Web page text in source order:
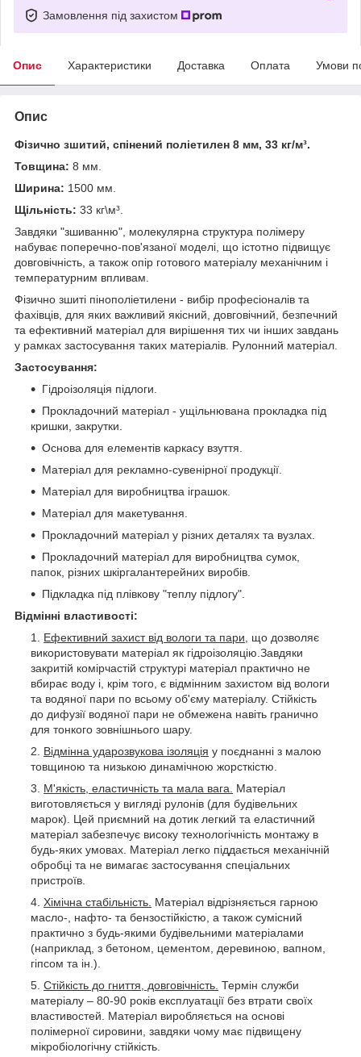
Замовлення під захистом
Опис Характеристики Доставка Оплата Умови
Опис
Фізично зшитий, спінений поліетилен 8 мм, 33 кг/м³.
Товщина: 8 мм.
Ширина: 1500 мм.
Щільність: 33 кг\м³.
Завдяки "зшиванню", молекулярна структура полімеру
набуває поперечно-пов'язаної моделі, що істотно підвищує
довговічність, а також опір готового матеріалу механічним і
температурним впливам.
Фізично зшиті пінополіетилени - вибір професіоналів та
фахівців, для яких важливий якісний, довговічний, безпечний
та ефективний матеріал для вирішення тих чи інших завдань
у рамках застосування таких матеріалів. Рулонний матеріал.
Застосування:
Гідроізоляція підлоги.
Прокладочний матеріал - ущільнювана прокладка під
кришки, закрутки.
Основа для елементів каркасу взуття.
Матеріал для рекламно-сувенірної продукції.
Матеріал для виробництва іграшок.
Матеріал для макетування.
Прокладочний матеріал у різних деталях та вузлах.
Прокладочний матеріал для виробництва сумок,
папок, різних шкіргалантерейних виробів.
Підкладка під плівкову "теплу підлогу".
Відмінні властивості:
Ефективний захист від вологи та пари , що дозволяє
використовувати матеріал як гідроізоляцію.Завдяки
закритій комірчастій структурі матеріал практично не
вбирає воду і, крім того, є відмінним захистом від вологи
та водяної пари по всьому об'єму матеріалу. Стійкість
до дифузії водяної пари не обмежена навіть гранично
для тонкого зовнішнього шару.
Відмінна ударозвукова ізоляція у поєднанні з малою
товщиною та низькою динамічною жорсткістю.
М'якість, еластичність та мала вага.
Матеріал
виготовляється у вигляді рулонів (для будівельних
марок). Цей приємний на дотик легкий та еластичний
матеріал забезпечує високу технологічність монтажу в
будь-яких умовах. Матеріал легко піддається механічній
обробці та не вимагає застосування спеціальних
пристроїв.
Хімічна стабільність. Матеріал відрізняється гарною
масло-, нафто- та бензостійкістю, а також сумісний
практично з будь-якими будівельними матеріалами
(наприклад, з бетоном, цементом, деревиною, вапном,
гіпсом та ін.).
Стійкість до гниття, довговічність. Термін служби
матеріалу – 80-90 років експлуатації без втрати своїх
властивостей. Матеріал виробляється на основі
полімерної сировини, завдяки чому має підвищену
мікробіологічну стійкість.